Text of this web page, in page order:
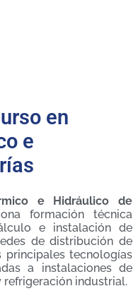
en
e
e Hidráulico de
formación técnica
e instalación de
de distribución de
tecnologías
a instalaciones de
refrigeración industrial.